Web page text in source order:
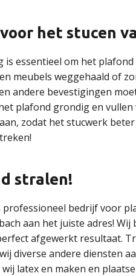
het stucen
is essentieel om het
meubels weggehaald of
andere bevestigingen
plafond grondig en
zodat het stucwerk
stralen!
bedrijf voor
aan het juiste adres!
afgewerkt resultaat.
diverse andere diensten
latex en maken en